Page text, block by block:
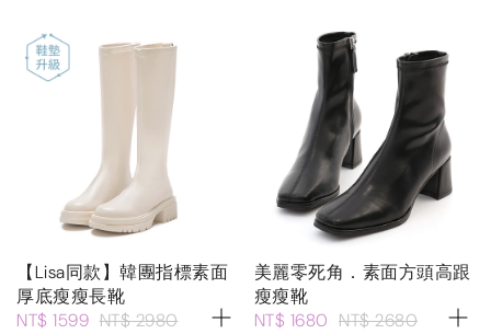
【Lisa同款】韓團指標素面
厚底瘦瘦長靴
NT$ 1599 NT$ 2980
美麗零死角．素面方頭高跟
瘦瘦靴
NT$ 1680 NT$ 2680